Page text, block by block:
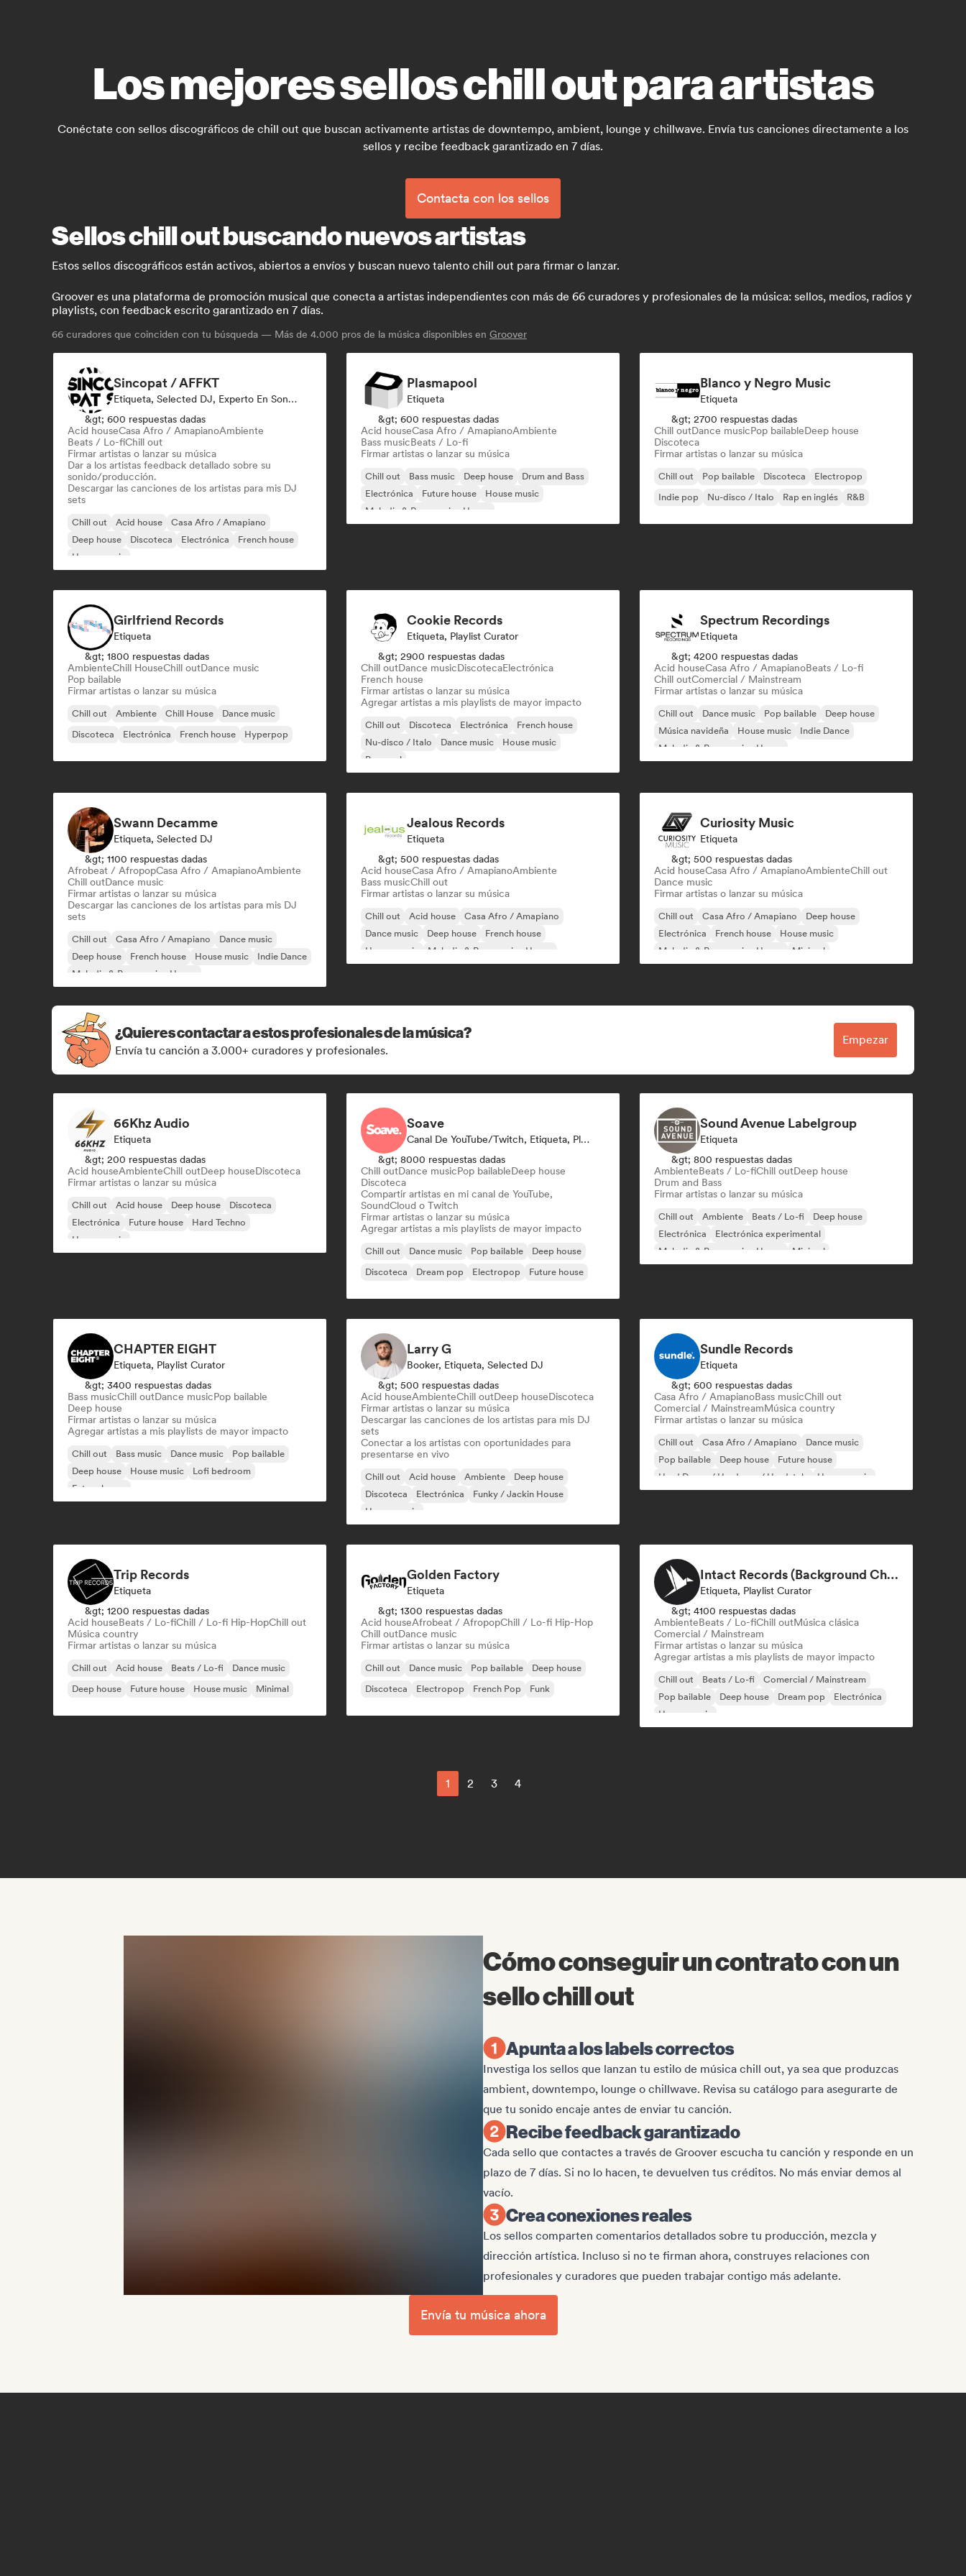
Los mejores sellos chill out para artistas
Conéctate con sellos discográficos de chill out que buscan activamente artistas de downtempo, ambient, lounge y chillwave. Envía tus canciones directamente a los
sellos y recibe feedback garantizado en 7 días.
Contacta con los sellos
Sellos chill out buscando nuevos artistas
Estos sellos discográficos están activos, abiertos a envíos y buscan nuevo talento chill out para firmar o lanzar.
Groover es una plataforma de promoción musical que conecta a artistas independientes con más de 66 curadores y profesionales de la música: sellos, medios, radios y
playlists, con feedback escrito garantizado en 7 días.
66 curadores que coinciden con tu búsqueda — Más de 4.000 pros de la música disponibles en Groover
Sincopat / AFFKT
Etiqueta, Selected DJ, Experto En Sonido
&gt; 600 respuestas dadas
Acid houseCasa Afro / AmapianoAmbiente
Beats / Lo-fiChill out
Firmar artistas o lanzar su música
Dar a los artistas feedback detallado sobre su
sonido/producción.
Descargar las canciones de los artistas para mis DJ
sets
Chill out Acid house
Casa Afro / Amapiano
Deep house
Discoteca Electrónica
French house
House music
Plasmapool
Etiqueta
&gt; 600 respuestas dadas
Acid houseCasa Afro / AmapianoAmbiente
Bass musicBeats / Lo-fi
Firmar artistas o lanzar su música
Chill out Bass music Deep house
Drum and Bass
Electrónica
Future house
House music
Melodic & Progressive House
Blanco y Negro Music
Etiqueta
&gt; 2700 respuestas dadas
Chill outDance musicPop bailableDeep house
Discoteca
Firmar artistas o lanzar su música
Chill out Pop bailable Discoteca
Electropop
Indie pop
Nu-disco / Italo Rap en inglés R&B
Girlfriend Records
Etiqueta
&gt; 1800 respuestas dadas
AmbienteChill HouseChill outDance music
Pop bailable
Firmar artistas o lanzar su música
Chill out Ambiente Chill House
Dance music
Discoteca
Electrónica French house Hyperpop
Cookie Records
Etiqueta, Playlist Curator
&gt; 2900 respuestas dadas
Chill outDance musicDiscotecaElectrónica
French house
Firmar artistas o lanzar su música
Agregar artistas a mis playlists de mayor impacto
Chill out Discoteca Electrónica
French house
Nu-disco / Italo
Dance music
House music
Pop soul
Spectrum Recordings
Etiqueta
&gt; 4200 respuestas dadas
Acid houseCasa Afro / AmapianoBeats / Lo-fi
Chill outComercial / Mainstream
Firmar artistas o lanzar su música
Chill out Dance music Pop bailable
Deep house
Música navideña
House music
Indie Dance
Melodic & Progressive House
Swann Decamme
Etiqueta, Selected DJ
&gt; 1100 respuestas dadas
Afrobeat / AfropopCasa Afro / AmapianoAmbiente
Chill outDance music
Firmar artistas o lanzar su música
Descargar las canciones de los artistas para mis DJ
sets
Chill out Casa Afro / Amapiano
Dance music
Deep house
French house House music
Indie Dance
Melodic & Progressive House
Jealous Records
Etiqueta
&gt; 500 respuestas dadas
Acid houseCasa Afro / AmapianoAmbiente
Bass musicChill out
Firmar artistas o lanzar su música
Chill out Acid house
Casa Afro / Amapiano
Dance music
Deep house
French house
House music
Melodic & Progressive House
Curiosity Music
Etiqueta
&gt; 500 respuestas dadas
Acid houseCasa Afro / AmapianoAmbienteChill out
Dance music
Firmar artistas o lanzar su música
Chill out Casa Afro / Amapiano
Deep house
Electrónica
French house
House music
Melodic & Progressive House
Minimal
¿Quieres contactar a estos profesionales de la música?
Envía tu canción a 3.000+ curadores y profesionales.
Empezar
66Khz Audio
Etiqueta
&gt; 200 respuestas dadas
Acid houseAmbienteChill outDeep houseDiscoteca
Firmar artistas o lanzar su música
Chill out Acid house Deep house
Discoteca
Electrónica
Future house
Hard Techno
House music
Soave
Canal De YouTube/Twitch, Etiqueta, Playlist Curator
&gt; 8000 respuestas dadas
Chill outDance musicPop bailableDeep house
Discoteca
Compartir artistas en mi canal de YouTube,
SoundCloud o Twitch
Firmar artistas o lanzar su música
Agregar artistas a mis playlists de mayor impacto
Chill out Dance music Pop bailable
Deep house
Discoteca
Dream pop Electropop Future house
Sound Avenue Labelgroup
Etiqueta
&gt; 800 respuestas dadas
AmbienteBeats / Lo-fiChill outDeep house
Drum and Bass
Firmar artistas o lanzar su música
Chill out Ambiente Beats / Lo-fi
Deep house
Electrónica
Electrónica experimental
Melodic & Progressive House
Minimal
CHAPTER EIGHT
Etiqueta, Playlist Curator
&gt; 3400 respuestas dadas
Bass musicChill outDance musicPop bailable
Deep house
Firmar artistas o lanzar su música
Agregar artistas a mis playlists de mayor impacto
Chill out Bass music Dance music
Pop bailable
Deep house
House music
Lofi bedroom
Future house
Larry G
Booker, Etiqueta, Selected DJ
&gt; 500 respuestas dadas
Acid houseAmbienteChill outDeep houseDiscoteca
Firmar artistas o lanzar su música
Descargar las canciones de los artistas para mis DJ
sets
Conectar a los artistas con oportunidades para
presentarse en vivo
Chill out Acid house Ambiente
Deep house
Discoteca
Electrónica
Funky / Jackin House
House music
Sundle Records
Etiqueta
&gt; 600 respuestas dadas
Casa Afro / AmapianoBass musicChill out
Comercial / MainstreamMúsica country
Firmar artistas o lanzar su música
Chill out Casa Afro / Amapiano
Dance music
Pop bailable
Deep house
Future house
Hard Dance / Hardcore / Hardstyle
House music
Trip Records
Etiqueta
&gt; 1200 respuestas dadas
Acid houseBeats / Lo-fiChill / Lo-fi Hip-HopChill out
Música country
Firmar artistas o lanzar su música
Chill out Acid house Beats / Lo-fi
Dance music
Deep house
Future house House music Minimal
Golden Factory
Etiqueta
&gt; 1300 respuestas dadas
Acid houseAfrobeat / AfropopChill / Lo-fi Hip-Hop
Chill outDance music
Firmar artistas o lanzar su música
Chill out Dance music Pop bailable
Deep house
Discoteca
Electropop French Pop Funk
Intact Records (Background Chill Music & Good Vibes On The Road)
Etiqueta, Playlist Curator
&gt; 4100 respuestas dadas
AmbienteBeats / Lo-fiChill outMúsica clásica
Comercial / Mainstream
Firmar artistas o lanzar su música
Agregar artistas a mis playlists de mayor impacto
Chill out Beats / Lo-fi
Comercial / Mainstream
Pop bailable
Deep house Dream pop
Electrónica
House music
1 2 3 4
Cómo conseguir un contrato con un
sello chill out
Apunta a los labels correctos
Investiga los sellos que lanzan tu estilo de música chill out, ya sea que produzcas
ambient, downtempo, lounge o chillwave. Revisa su catálogo para asegurarte de
que tu sonido encaje antes de enviar tu canción.
Recibe feedback garantizado
Cada sello que contactes a través de Groover escucha tu canción y responde en un
plazo de 7 días. Si no lo hacen, te devuelven tus créditos. No más enviar demos al
vacío.
Crea conexiones reales
Los sellos comparten comentarios detallados sobre tu producción, mezcla y
dirección artística. Incluso si no te firman ahora, construyes relaciones con
profesionales y curadores que pueden trabajar contigo más adelante.
Envía tu música ahora